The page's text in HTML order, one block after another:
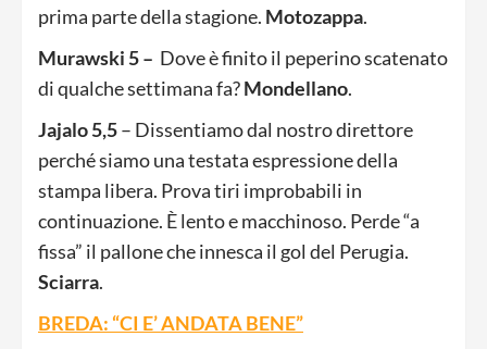
prima parte della stagione. Motozappa.
Murawski 5 – Dove è finito il peperino scatenato
di qualche settimana fa?Mondellano.
Jajalo 5,5– Dissentiamo dal nostro direttore
perché siamo una testata espressione della
stampa libera. Prova tiri improbabili in
continuazione. È lento e macchinoso. Perde “a
fissa” il pallone che innesca il gol del Perugia.
Sciarra.
BREDA: “CI E’ ANDATA BENE”